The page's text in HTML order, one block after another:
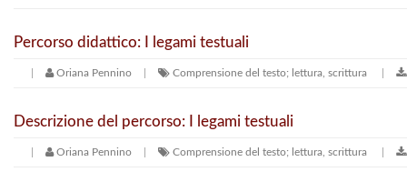
Percorso didattico: I legami testuali
Oriana Pennino Comprensione del testo; lettura, scrittura
Descrizione del percorso: I legami testuali
Oriana Pennino Comprensione del testo; lettura, scrittura